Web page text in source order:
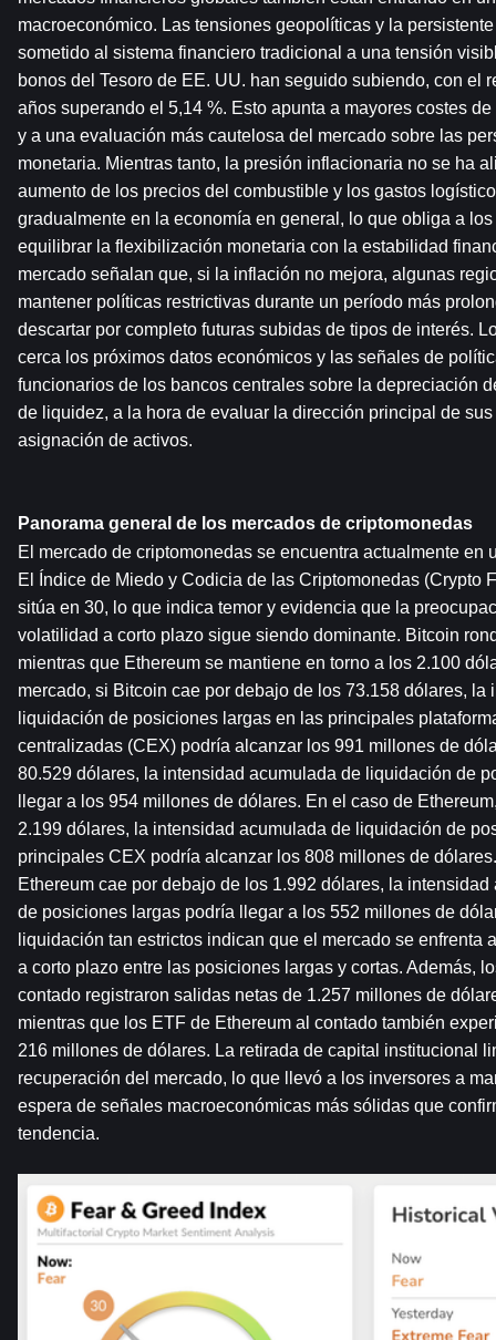
macroeconómico. Las tensiones geopolíticas y la
sometido al sistema financiero tradicional a una tensión
bonos del Tesoro de EE. UU. han seguido subiendo, con el
años superando el 5,14 %. Esto apunta a mayores costes
y a una evaluación más cautelosa del mercado sobre las
monetaria. Mientras tanto, la presión inflacionaria no se ha
aumento de los precios del combustible y los gastos
gradualmente en la economía en general, lo que obliga a
equilibrar la flexibilización monetaria con la estabilidad
mercado señalan que, si la inflación no mejora, algunas
mantener políticas restrictivas durante un período más
descartar por completo futuras subidas de tipos de interés.
cerca los próximos datos económicos y las señales de
funcionarios de los bancos centrales sobre la depreciación
de liquidez, a la hora de evaluar la dirección principal de
asignación de activos.
Panorama general de los mercados de criptomonedas
El mercado de criptomonedas se encuentra actualmente en
El Índice de Miedo y Codicia de las Criptomonedas (Crypto
sitúa en 30, lo que indica temor y evidencia que la
volatilidad a corto plazo sigue siendo dominante. Bitcoin
mientras que Ethereum se mantiene en torno a los 2.100
mercado, si Bitcoin cae por debajo de los 73.158 dólares, la
liquidación de posiciones largas en las principales
centralizadas (CEX) podría alcanzar los 991 millones de
80.529 dólares, la intensidad acumulada de liquidación de
llegar a los 954 millones de dólares. En el caso de
2.199 dólares, la intensidad acumulada de liquidación de
principales CEX podría alcanzar los 808 millones de
Ethereum cae por debajo de los 1.992 dólares, la
de posiciones largas podría llegar a los 552 millones de
liquidación tan estrictos indican que el mercado se enfrenta
a corto plazo entre las posiciones largas y cortas. Además,
contado registraron salidas netas de 1.257 millones de
mientras que los ETF de Ethereum al contado también
216 millones de dólares. La retirada de capital institucional
recuperación del mercado, lo que llevó a los inversores a
espera de señales macroeconómicas más sólidas que
tendencia.